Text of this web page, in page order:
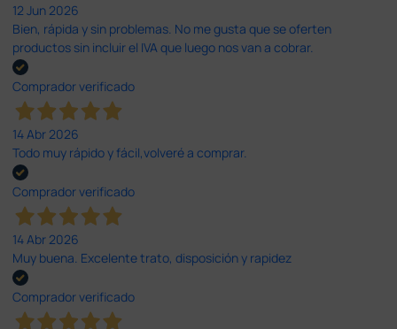
12 Jun 2026
Bien, rápida y sin problemas. No me gusta que se oferten
productos sin incluir el IVA que luego nos van a cobrar.
Comprador verificado
14 Abr 2026
Todo muy rápido y fácil,volveré a comprar.
Comprador verificado
14 Abr 2026
Muy buena. Excelente trato, disposición y rapidez
Comprador verificado